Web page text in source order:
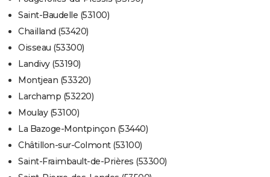
Saint-Baudelle (53100)
Chailland (53420)
Oisseau (53300)
Landivy (53190)
Montjean (53320)
Larchamp (53220)
Moulay (53100)
La Bazoge-Montpinçon (53440)
Châtillon-sur-Colmont (53100)
Saint-Fraimbault-de-Prières (53300)